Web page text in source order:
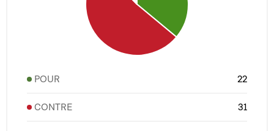
POUR 22
CONTRE 31